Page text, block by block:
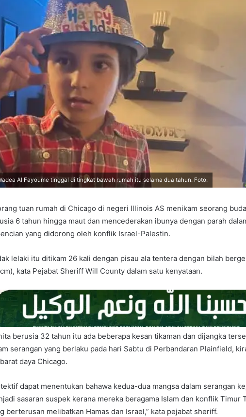
Al Fayoume tinggal di tingkat bawah rumah itu selama dua tahun. Foto:
tuan rumah di Chicago di negeri Illinois AS menikam seorang
6 tahun hingga maut dan mencederakan ibunya dengan parah
yang didorong oleh konflik Israel-Palestin.
lelaki itu ditikam 26 kali dengan pisau ala tentera dengan bilah
kata Pejabat Sheriff Will County dalam satu kenyataan.
berusia 32 tahun itu ada beberapa kesan tikaman dan dijangka
serangan yang berlaku pada hari Sabtu di Perbandaran Plainfield,
daya Chicago.
dapat menentukan bahawa kedua-dua mangsa dalam serangan
sasaran suspek kerana mereka beragama Islam dan konflik Timur
berterusan melibatkan Hamas dan Israel,” kata pejabat sheriff.